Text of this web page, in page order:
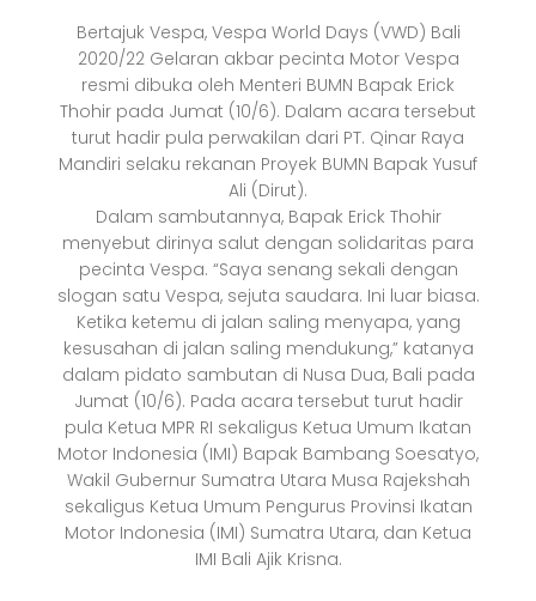
Bertajuk Vespa, Vespa World Days (VWD) Bali
2020/22 Gelaran akbar pecinta Motor Vespa
resmi dibuka oleh Menteri BUMN Bapak Erick
Thohir pada Jumat (10/6). Dalam acara tersebut
turut hadir pula perwakilan dari PT. Qinar Raya
Mandiri selaku rekanan Proyek BUMN Bapak Yusuf
Ali (Dirut).
Dalam sambutannya, Bapak Erick Thohir
menyebut dirinya salut dengan solidaritas para
pecinta Vespa. “Saya senang sekali dengan
slogan satu Vespa, sejuta saudara. Ini luar biasa.
Ketika ketemu di jalan saling menyapa, yang
kesusahan di jalan saling mendukung,” katanya
dalam pidato sambutan di Nusa Dua, Bali pada
Jumat (10/6). Pada acara tersebut turut hadir
pula Ketua MPR RI sekaligus Ketua Umum Ikatan
Motor Indonesia (IMI) Bapak Bambang Soesatyo,
Wakil Gubernur Sumatra Utara Musa Rajekshah
sekaligus Ketua Umum Pengurus Provinsi Ikatan
Motor Indonesia (IMI) Sumatra Utara, dan Ketua
IMI Bali Ajik Krisna.